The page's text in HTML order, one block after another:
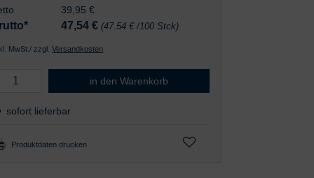
39,95 €
47,54 € (47.54 € /100 Stck)
MwSt./ zzgl.Versandkosten
in den Warenkorb
sofort lieferbar
Produktdaten drucken